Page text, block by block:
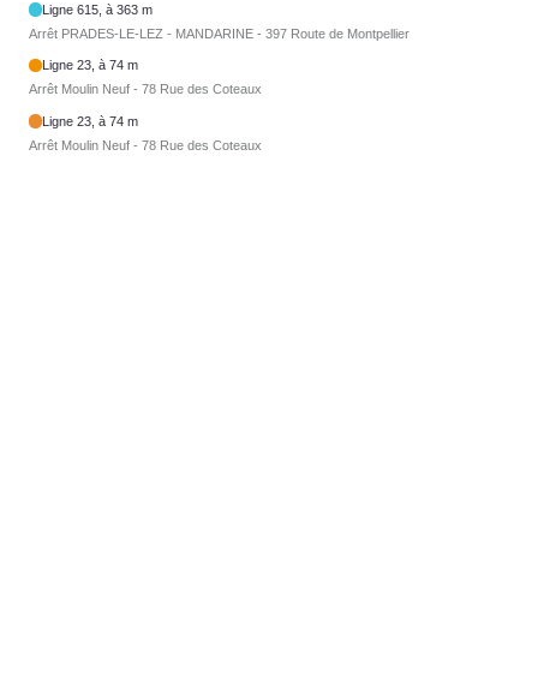
Ligne 615, à 363 m
Arrêt PRADES-LE-LEZ - MANDARINE - 397 Route de Montpellier
Ligne 23, à 74 m
Arrêt Moulin Neuf - 78 Rue des Coteaux
Ligne 23, à 74 m
Arrêt Moulin Neuf - 78 Rue des Coteaux